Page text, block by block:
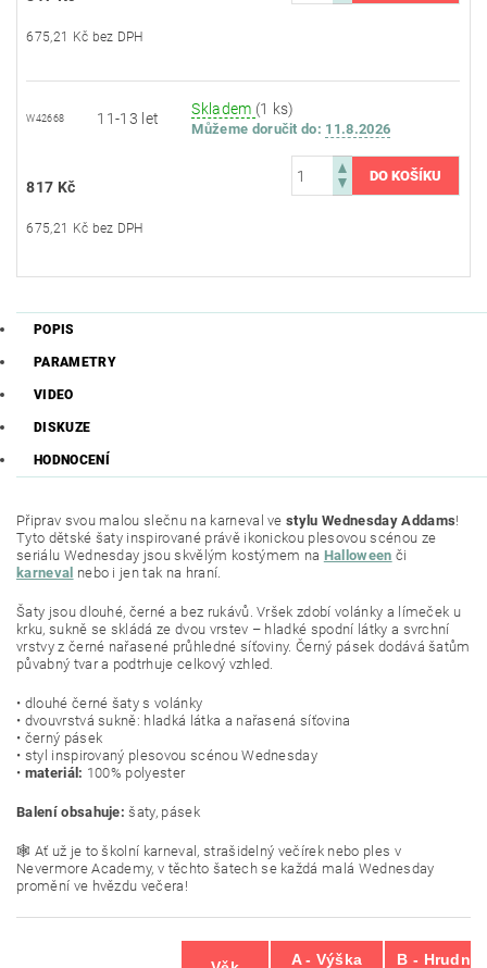
675,21 Kč bez DPH
W42668 11-13 let
Skladem (1 ks)
Můžeme doručit do: 11.8.2026
817 Kč
675,21 Kč bez DPH
POPIS
PARAMETRY
VIDEO
DISKUZE
HODNOCENÍ
Připrav svou malou slečnu na karneval vestylu Wednesday Addams!
Tyto dětské šaty inspirované právě ikonickou plesovou scénou ze
seriálu Wednesday jsou skvělým kostýmem na Halloween či
karneval nebo i jen tak na hraní.
Šaty jsou dlouhé, černé a bez rukávů. Vršek zdobí volánky a límeček u
krku, sukně se skládá ze dvou vrstev – hladké spodní látky a svrchní
vrstvy z černé nařasené průhledné síťoviny. Černý pásek dodává šatům
půvabný tvar a podtrhuje celkový vzhled.
• dlouhé černé šaty s volánky
• dvouvrstvá sukně: hladká látka a nařasená síťovina
• černý pásek
• styl inspirovaný plesovou scénou Wednesday
• materiál: 100% polyester
Balení obsahuje: šaty, pásek
🕸️ Ať už je to školní karneval, strašidelný večírek nebo ples v
Nevermore Academy, v těchto šatech se každá malá Wednesday
promění ve hvězdu večera!
A - Výška
B - Hrudník